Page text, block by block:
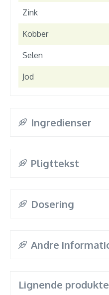
Zink
Kobber
Selen
Jod
Ingredienser
Pligttekst
Dosering
Andre
Lignende